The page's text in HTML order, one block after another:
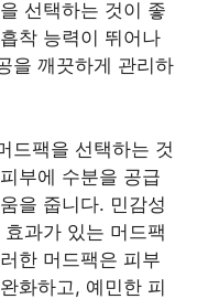
선택하는 것이 좋
착 능력이 뛰어나
을 깨끗하게 관리하
드팩을 선택하는 것
부에 수분을 공급
을 줍니다. 민감성
과가 있는 머드팩
한 머드팩은 피부
화하고, 예민한 피